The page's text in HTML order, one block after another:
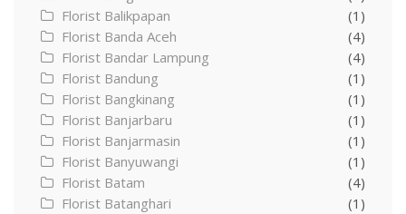
Florist Balikpapan
(1)
Florist Banda Aceh
(4)
Florist Bandar Lampung
(4)
Florist Bandung
(1)
Florist Bangkinang
(1)
Florist Banjarbaru
(1)
Florist Banjarmasin
(1)
Florist Banyuwangi
(1)
Florist Batam
(4)
Florist Batanghari
(1)